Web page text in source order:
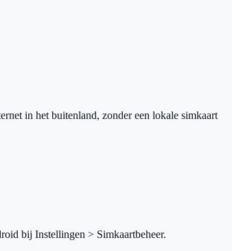
in het buitenland, zonder een lokale simkaart
bij Instellingen > Simkaartbeheer.